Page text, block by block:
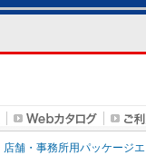
店舗・事務所用パッケージ